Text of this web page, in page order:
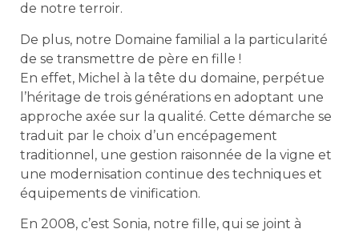
de notre terroir.
De plus, notre Domaine familial a la particularité
de se transmettre de père en fille !
En effet, Michel à la tête du domaine, perpétue
l’héritage de trois générations en adoptant une
approche axée sur la qualité. Cette démarche se
traduit par le choix d’un encépagement
traditionnel, une gestion raisonnée de la vigne et
une modernisation continue des techniques et
équipements de vinification.
En 2008, c’est Sonia, notre fille, qui se joint à